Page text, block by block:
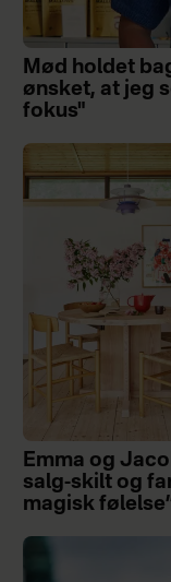
Mød holdet
ønsket, at jeg
fokus"
Emma og
salg-skilt og
magisk